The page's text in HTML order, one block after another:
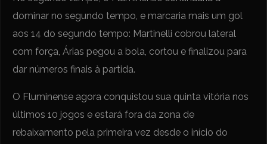
dominar no segundo tempo, e marcaria mais um gol
aos 14 do segundo tempo: Martinelli cobrou lateral
com força, Árias pegou a bola, cortou e finalizou para
dar números finais à partida.
O Fluminense agora conquistou sua quinta vitória nos
últimos 10 jogos e estará fora da zona de
rebaixamento pela primeira vez desde o início do